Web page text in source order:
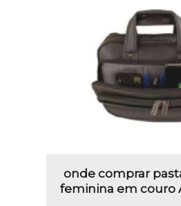
onde comprar
feminina em couro